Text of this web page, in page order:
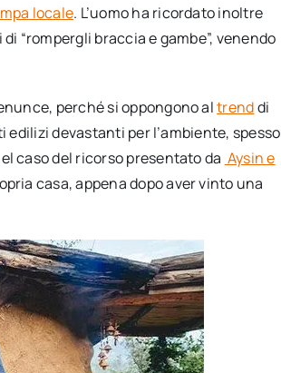
locale. L’uomo ha ricordato inoltre
“rompergli braccia e gambe”, venendo
perché si oppongono altrenddi
devastanti per l’ambiente, spesso
caso del ricorso presentato da Aysin e
casa, appena dopo aver vinto una